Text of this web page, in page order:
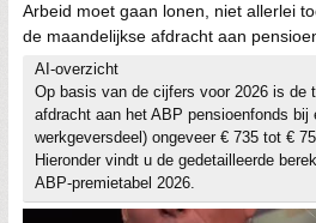
Arbeid moet gaan lonen, niet allerlei
de maandelijkse afdracht aan
AI-overzicht
Op basis van de cijfers voor 2026 is de
afdracht aan het ABP pensioenfonds bij
werkgeversdeel) ongeveer € 735 tot €
Hieronder vindt u de gedetailleerde
ABP-premietabel 2026.